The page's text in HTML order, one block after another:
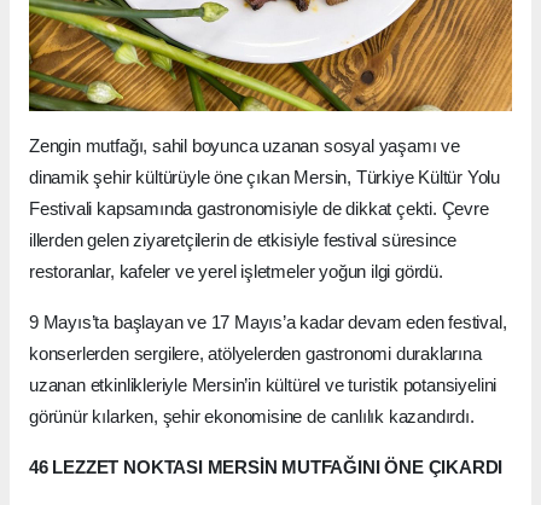
Zengin mutfağı, sahil boyunca uzanan sosyal yaşamı ve
dinamik şehir kültürüyle öne çıkan Mersin, Türkiye Kültür Yolu
Festivali kapsamında gastronomisiyle de dikkat çekti. Çevre
illerden gelen ziyaretçilerin de etkisiyle festival süresince
restoranlar, kafeler ve yerel işletmeler yoğun ilgi gördü.
9 Mayıs’ta başlayan ve 17 Mayıs’a kadar devam eden festival,
konserlerden sergilere, atölyelerden gastronomi duraklarına
uzanan etkinlikleriyle Mersin’in kültürel ve turistik potansiyelini
görünür kılarken, şehir ekonomisine de canlılık kazandırdı.
46 LEZZET NOKTASI MERSİN MUTFAĞINI ÖNE ÇIKARDI